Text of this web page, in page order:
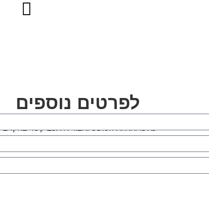
לפרטים נוספים
נא מלאו את הטופס ואצור איתכם קשר בהקדם